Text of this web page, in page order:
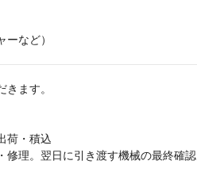
など）
ます。
荷・積込
修理。翌日に引き渡す機械の最終確認